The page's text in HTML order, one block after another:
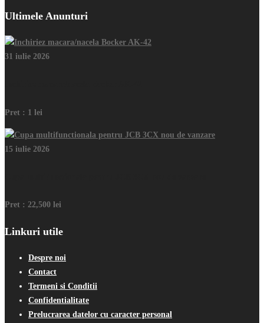
Ultimele Anunturi
31 iulie 2026
Pret : 1 lei
15 iulie 2026
Pret : 22,500 lei
Linkuri utile
Despre noi
Contact
Termeni si Conditii
Confidentialitate
Prelucrarea datelor cu caracter personal